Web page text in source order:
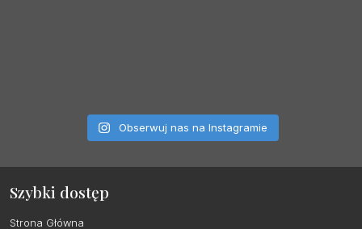
Obserwuj nas na Instagramie
Szybki dostęp
Strona Główna